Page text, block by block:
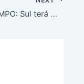
PREVISÃO DO TEMPO: Sul terá muitas nuvens com chuva isolada, neste domingo (23)